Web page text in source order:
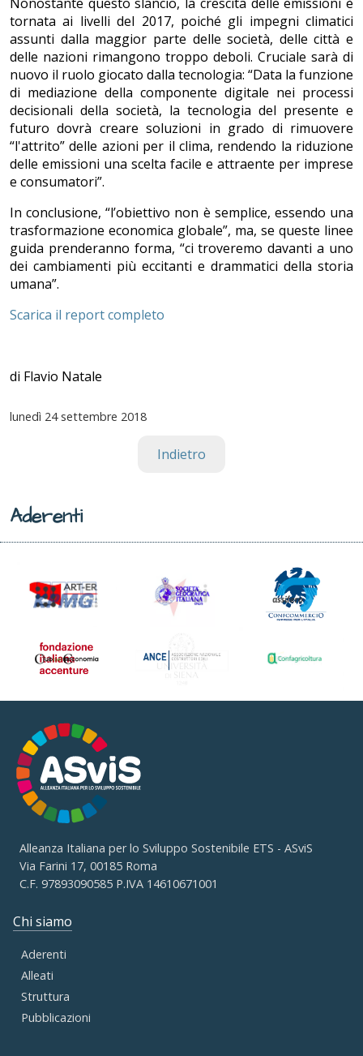
tornata ai livelli del 2017, poiché gli impegni climatici
assunti dalla maggior parte delle società, delle città e
delle nazioni rimangono troppo deboli. Cruciale sarà di
nuovo il ruolo giocato dalla tecnologia: “Data la funzione
di mediazione della componente digitale nei processi
decisionali della società, la tecnologia del presente e
futuro dovrà creare soluzioni in grado di rimuovere
“l'attrito” delle azioni per il clima, rendendo la riduzione
delle emissioni una scelta facile e attraente per imprese
e consumatori”.
In conclusione, “l’obiettivo non è semplice, essendo una
trasformazione economica globale”, ma, se queste linee
guida prenderanno forma, “ci troveremo davanti a uno
dei cambiamenti più eccitanti e drammatici della storia
umana”.
Scarica il report completo
di Flavio Natale
lunedì 24 settembre 2018
Indietro
Aderenti
Alleanza Italiana per lo Sviluppo Sostenibile ETS - ASviS
Via Farini 17, 00185 Roma
C.F. 97893090585 P.IVA 14610671001
Chi siamo
Aderenti
Alleati
Struttura
Pubblicazioni